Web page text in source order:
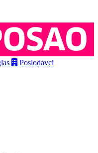
Poslodavci